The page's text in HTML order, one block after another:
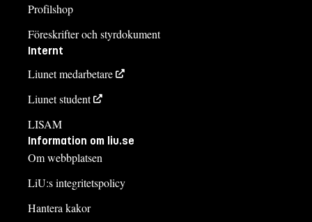
Profilshop
Föreskrifter och styrdokument
Internt
Liunet medarbetare
Liunet student
LISAM
Information om liu.se
Om webbplatsen
LiU:s integritetspolicy
Hantera kakor